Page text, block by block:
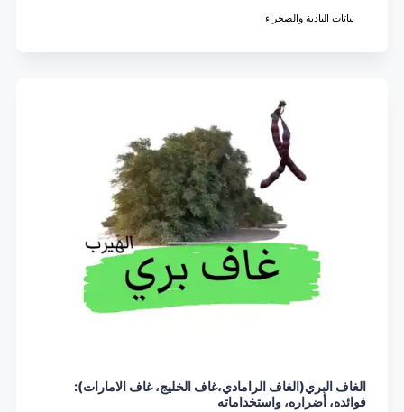
نباتات البادية والصحراء
الغاف البري(الغاف الرامادي،غاف الخليج، غاف الامارات):
فوائده، أضراره، واستخداماته